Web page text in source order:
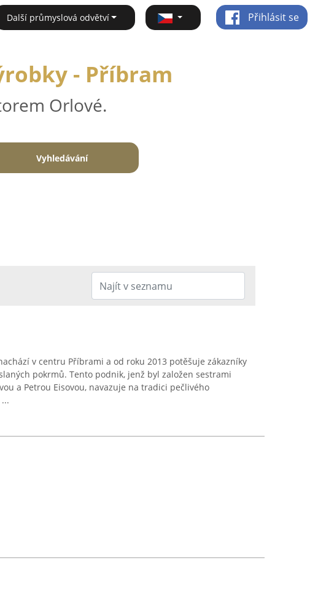
Další průmyslová odvětví Přihlásit se
- Příbram
Orlové.
Vyhledávání
v centru Příbrami a od roku 2013 potěšuje zákazníky
pokrmů. Tento podnik, jenž byl založen sestrami
a Petrou Eisovou, navazuje na tradici pečlivého